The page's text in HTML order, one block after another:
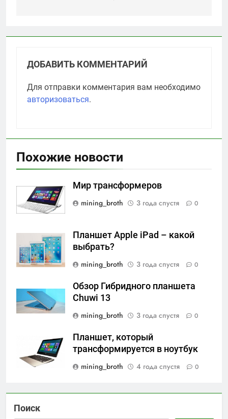
ДОБАВИТЬ КОММЕНТАРИЙ
Для отправки комментария вам необходимо
авторизоваться.
Похожие новости
Мир трансформеров
mining_broth
3 года спустя 0
Планшет Apple iPad – какой
выбрать?
mining_broth
3 года спустя 0
Обзор Гибридного планшета
Chuwi 13
mining_broth
3 года спустя 0
Планшет, который
трансформируется в ноутбук
mining_broth
4 года спустя 0
Поиск